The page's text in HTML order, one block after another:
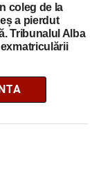
coleg de la
a pierdut
Tribunalul Alba